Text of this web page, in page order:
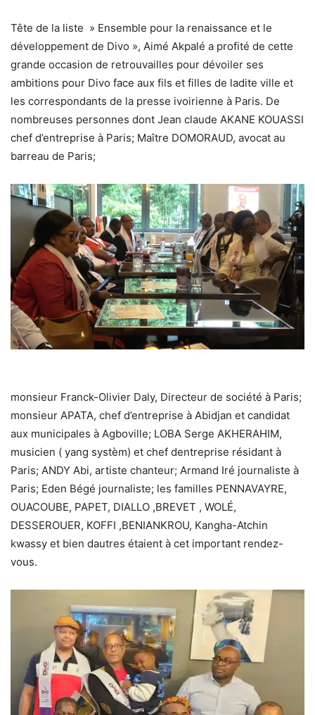
Tête de la liste » Ensemble pour la renaissance et le
développement de Divo », Aimé Akpalé a profité de cette
grande occasion de retrouvailles pour dévoiler ses
ambitions pour Divo face aux fils et filles de ladite ville et
les correspondants de la presse ivoirienne à Paris. De
nombreuses personnes dont Jean claude AKANE KOUASSI
chef d’entreprise à Paris; Maître DOMORAUD, avocat au
barreau de Paris;
monsieur Franck-Olivier Daly, Directeur de société à Paris;
monsieur APATA, chef d’entreprise à Abidjan et candidat
aux municipales à Agboville; LOBA Serge AKHERAHIM,
musicien ( yang systèm) et chef dentreprise résidant à
Paris; ANDY Abi, artiste chanteur; Armand Iré journaliste à
Paris; Eden Bégé journaliste; les familles PENNAVAYRE,
OUACOUBE, PAPET, DIALLO ,BREVET , WOLÉ,
DESSEROUER, KOFFI ,BENIANKROU, Kangha-Atchin
kwassy et bien dautres étaient à cet important rendez-
vous.